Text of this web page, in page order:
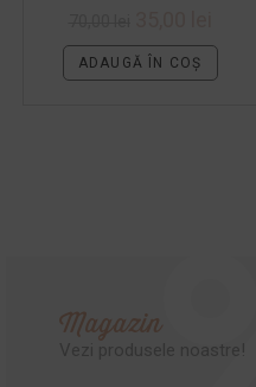
ADAUGĂ ÎN COȘ
Magazin
Vezi produsele noastre!